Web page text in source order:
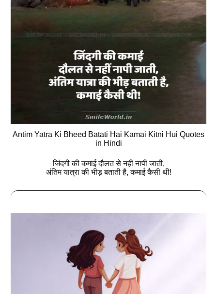
Antim Yatra Ki Bheed Batati Hai Kamai Kitni Hui Quotes
in Hindi
जिंदगी की कमाई दौलत से नहीं नापी जाती,
अंतिम यात्रा की भीड़ बताती है, कमाई कैसी थी!